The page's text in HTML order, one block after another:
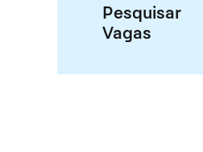
Pesquisar
Vagas